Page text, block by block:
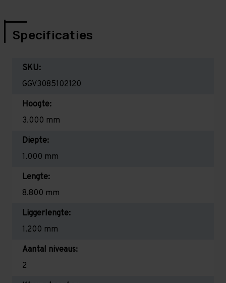
Specificaties
SKU:
GGV3085102120
Hoogte:
3.000 mm
Diepte:
1.000 mm
Lengte:
8.800 mm
Liggerlengte:
1.200 mm
Aantal niveaus:
2